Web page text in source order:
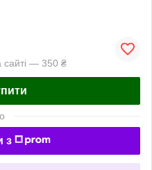
сайті — 350 ₴
з